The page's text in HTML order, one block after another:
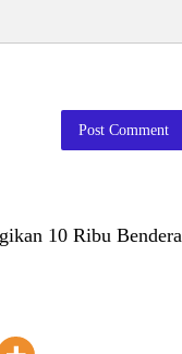
10 Ribu Bendera